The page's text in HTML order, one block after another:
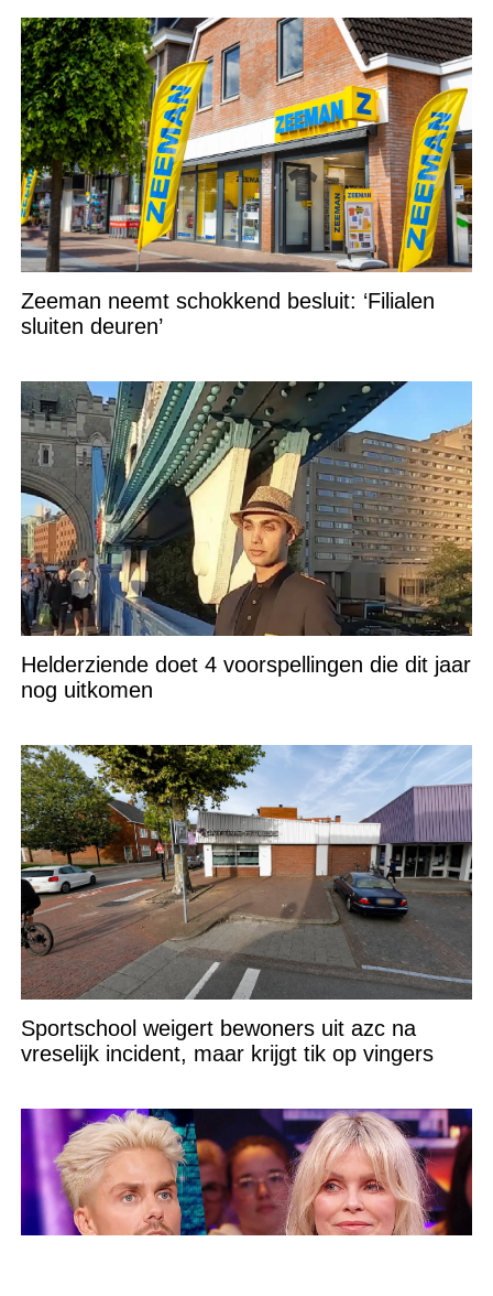
Zeeman neemt schokkend besluit: ‘Filialen
sluiten deuren’
Helderziende doet 4 voorspellingen die dit jaar
nog uitkomen
Sportschool weigert bewoners uit azc na
vreselijk incident, maar krijgt tik op vingers